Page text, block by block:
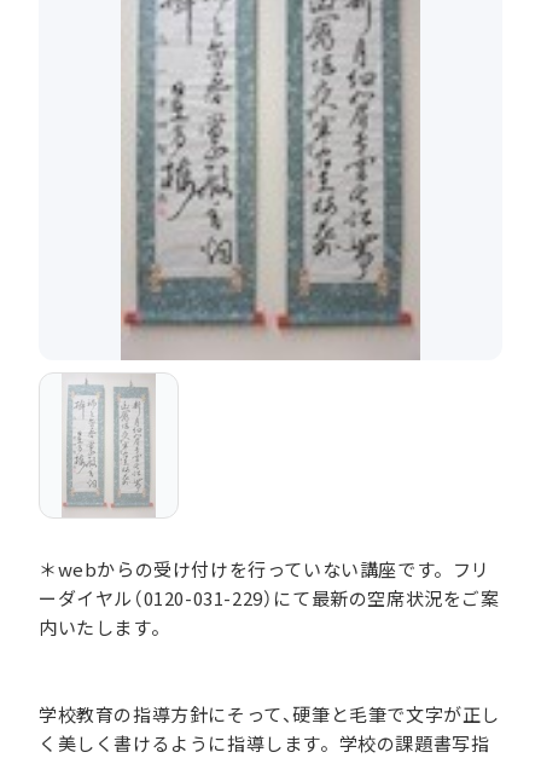
＊webからの受け付けを行っていない講座です。フリ
ーダイヤル（0120-031-229）にて最新の空席状況をご案
内いたします。
学校教育の指導方針にそって、硬筆と毛筆で文字が正し
く美しく書けるように指導します。学校の課題書写指